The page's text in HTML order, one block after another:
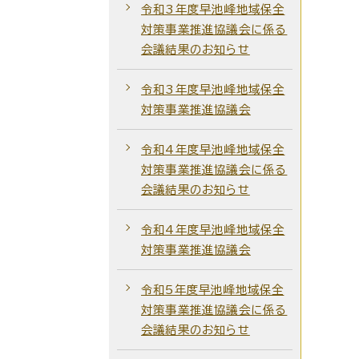
令和3年度早池峰地域保全
対策事業推進協議会に係る
会議結果のお知らせ
令和3年度早池峰地域保全
対策事業推進協議会
令和4年度早池峰地域保全
対策事業推進協議会に係る
会議結果のお知らせ
令和4年度早池峰地域保全
対策事業推進協議会
令和5年度早池峰地域保全
対策事業推進協議会に係る
会議結果のお知らせ